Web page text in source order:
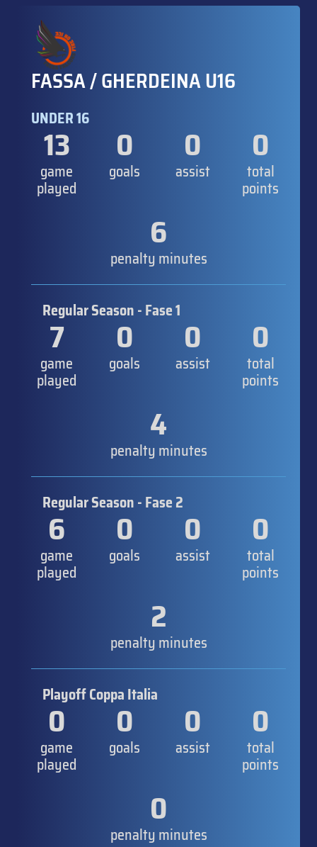
FASSA / GHERDEINA U16
UNDER 16
13
game
played
0
goals
0
assist
0
total
points
6
penalty minutes
Regular Season - Fase 1
7
game
played
0
goals
0
assist
0
total
points
4
penalty minutes
Regular Season - Fase 2
6
game
played
0
goals
0
assist
0
total
points
2
penalty minutes
Playoff Coppa Italia
0
game
played
0
goals
0
assist
0
total
points
0
penalty minutes